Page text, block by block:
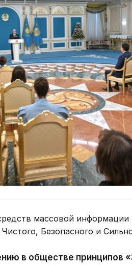
массовой информации
Безопасного и
в обществе принципов